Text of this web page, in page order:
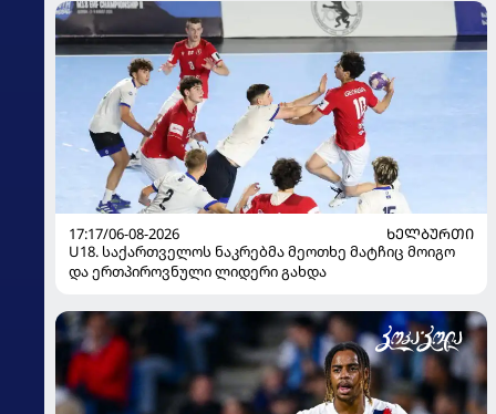
17:17/06-08-2026
ᲮᲔᲚᲑᲣᲠᲗᲘ
U18. საქართველოს ნაკრებმა მეოთხე მატჩიც მოიგო
და ერთპიროვნული ლიდერი გახდა